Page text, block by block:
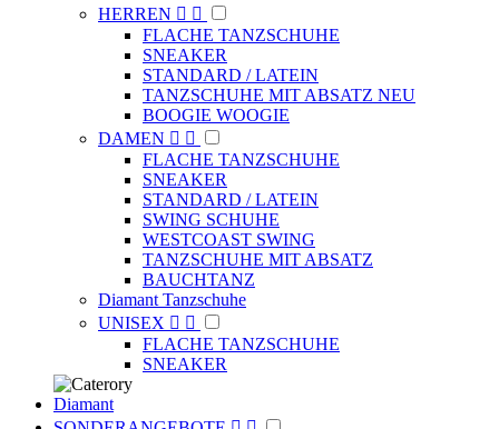
HERREN  
FLACHE TANZSCHUHE
SNEAKER
STANDARD / LATEIN
TANZSCHUHE MIT ABSATZ NEU
BOOGIE WOOGIE
DAMEN  
FLACHE TANZSCHUHE
SNEAKER
STANDARD / LATEIN
SWING SCHUHE
WESTCOAST SWING
TANZSCHUHE MIT ABSATZ
BAUCHTANZ
Diamant Tanzschuhe
UNISEX  
FLACHE TANZSCHUHE
SNEAKER
Diamant